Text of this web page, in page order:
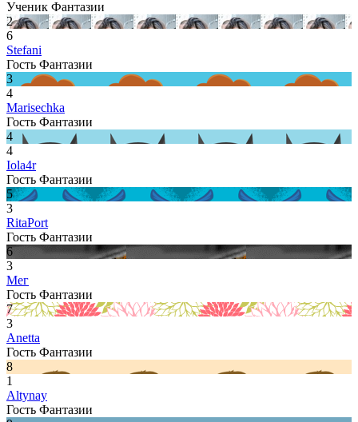
Ученик Фантазии
2
6
Stefani
Гость Фантазии
3
4
Marisechka
Гость Фантазии
4
4
Iola4r
Гость Фантазии
5
3
RitaPort
Гость Фантазии
6
3
Мег
Гость Фантазии
7
3
Anetta
Гость Фантазии
8
1
Altynay
Гость Фантазии